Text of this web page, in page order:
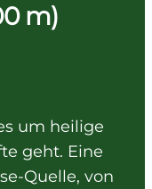
m)
um heilige
geht. Eine
Quelle, von